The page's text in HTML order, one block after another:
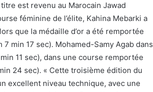
est revenu au Marocain Jawad
féminine de l’élite, Kahina Mebarki a
que la médaille d’or a été remportée
min 17 sec). Mohamed-Samy Agab dans
11 sec), dans une course remportée
24 sec). « Cette troisième édition du
excellent niveau technique, avec une